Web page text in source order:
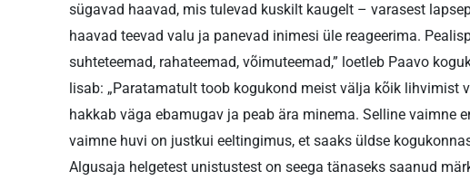
sügavad haavad, mis tulevad kuskilt kaugelt – varasest
haavad teevad valu ja panevad inimesi üle reageerima.
suhteteemad, rahateemad, võimuteemad,” loetleb Paavo
lisab: „Para­tamatult toob kogukond meist välja kõik lihvimist
hakkab väga ebamugav ja peab ära minema. Selline vaimne
vaimne huvi on justkui eeltingimus, et saaks üldse
Algusaja helgetest unistustest on seega tänaseks saanud